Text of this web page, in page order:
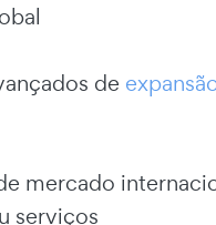
de
mercado
serviços